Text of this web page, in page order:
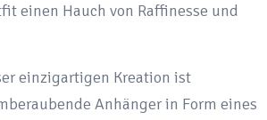
einen Hauch von Raffinesse und
einzigartigen Kreation ist
Anhänger in Form eines